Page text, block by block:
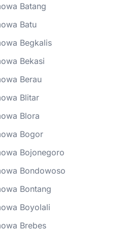
Batang
Batu
Begkalis
Bekasi
Berau
Blitar
Blora
Bogor
Bojonegoro
Bondowoso
Bontang
Boyolali
Brebes